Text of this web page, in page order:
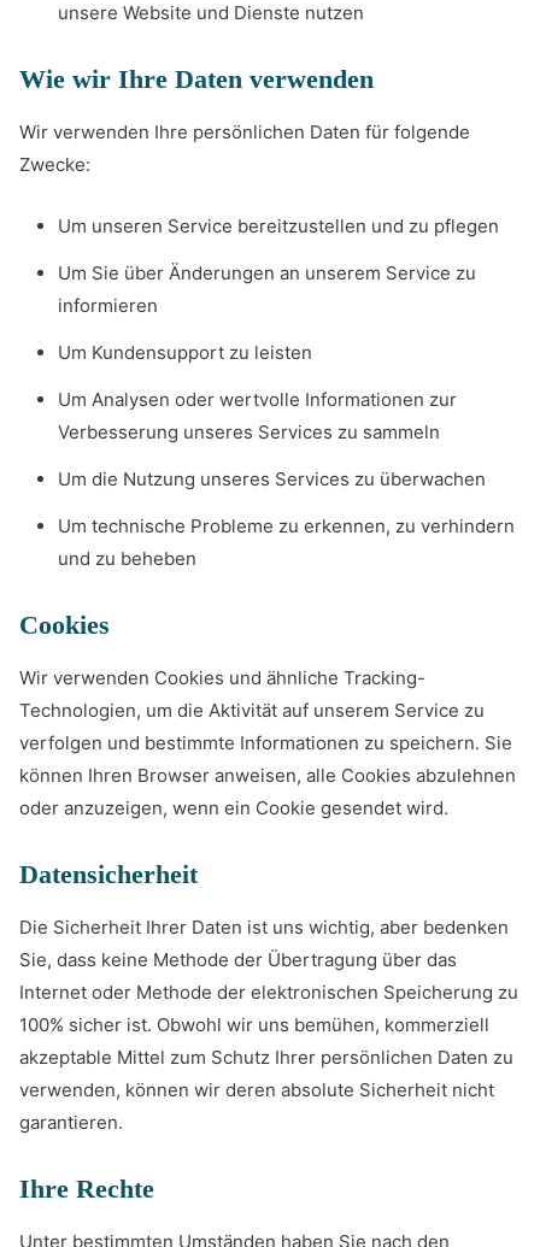
unsere Website und Dienste nutzen
Wie wir Ihre Daten verwenden
Wir verwenden Ihre persönlichen Daten für folgende
Zwecke:
Um unseren Service bereitzustellen und zu pflegen
Um Sie über Änderungen an unserem Service zu
informieren
Um Kundensupport zu leisten
Um Analysen oder wertvolle Informationen zur
Verbesserung unseres Services zu sammeln
Um die Nutzung unseres Services zu überwachen
Um technische Probleme zu erkennen, zu verhindern
und zu beheben
Cookies
Wir verwenden Cookies und ähnliche Tracking-
Technologien, um die Aktivität auf unserem Service zu
verfolgen und bestimmte Informationen zu speichern. Sie
können Ihren Browser anweisen, alle Cookies abzulehnen
oder anzuzeigen, wenn ein Cookie gesendet wird.
Datensicherheit
Die Sicherheit Ihrer Daten ist uns wichtig, aber bedenken
Sie, dass keine Methode der Übertragung über das
Internet oder Methode der elektronischen Speicherung zu
100% sicher ist. Obwohl wir uns bemühen, kommerziell
akzeptable Mittel zum Schutz Ihrer persönlichen Daten zu
verwenden, können wir deren absolute Sicherheit nicht
garantieren.
Ihre Rechte
Unter bestimmten Umständen haben Sie nach den